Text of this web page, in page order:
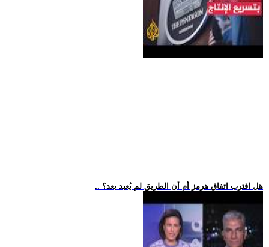
.. هل اقترب اتفاق هرمز أم أن الطريق لم يُعبد بعد؟